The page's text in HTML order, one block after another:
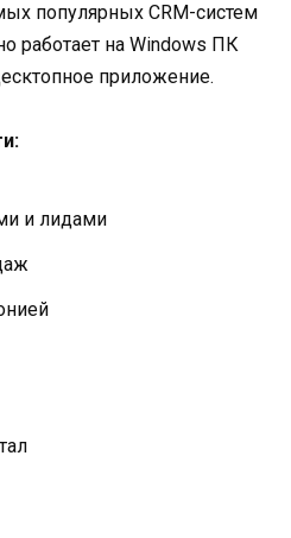
популярных CRM-систем
работает на Windows ПК
приложение.
и лидами